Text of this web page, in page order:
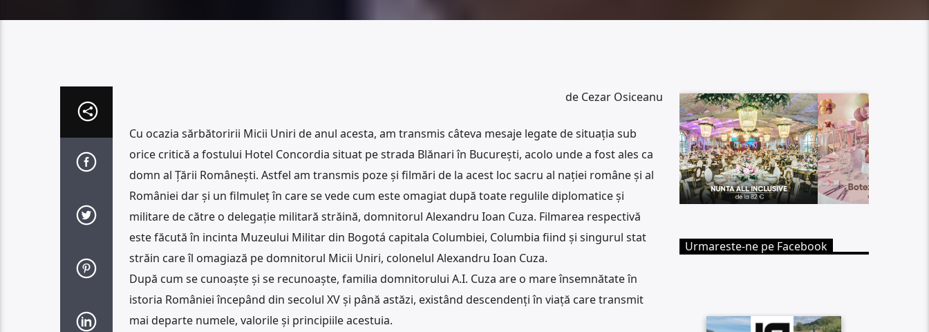
de Cezar Osiceanu
Cu ocazia sărbătoririi Micii Uniri de anul acesta, am transmis câteva mesaje legate de situația sub
orice critică a fostului Hotel Concordia situat pe strada Blănari în București, acolo unde a fost ales ca
domn al Țării Românești. Astfel am transmis poze și filmări de la acest loc sacru al nației române și al
României dar și un filmuleț în care se vede cum este omagiat după toate regulile diplomatice și
militare de către o delegație militară străină, domnitorul Alexandru Ioan Cuza. Filmarea respectivă
este făcută în incinta Muzeului Militar din Bogotá capitala Columbiei, Columbia fiind și singurul stat
străin care îl omagiază pe domnitorul Micii Uniri, colonelul Alexandru Ioan Cuza.
După cum se cunoaște și se recunoaște, familia domnitorului A.I. Cuza are o mare însemnătate în
istoria României începând din secolul XV și până astăzi, existând descendenți în viață care transmit
mai departe numele, valorile și principiile acestuia.
Urmareste-ne pe Facebook